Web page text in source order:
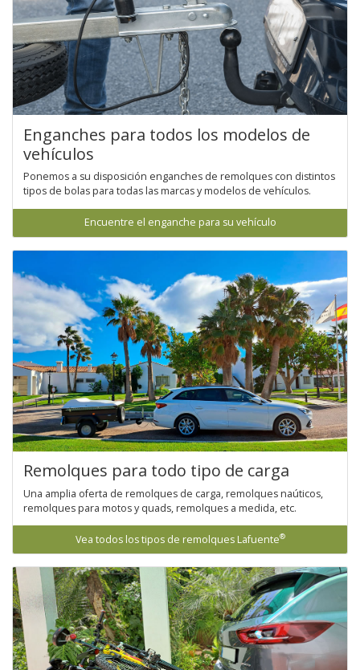
Enganches para todos los modelos de
vehículos
Ponemos a su disposición enganches de remolques con distintos
tipos de bolas para todas las marcas y modelos de vehículos.
Encuentre el enganche para su vehículo
Remolques para todo tipo de carga
Una amplia oferta de remolques de carga, remolques naúticos,
remolques para motos y quads, remolques a medida, etc.
Vea todos los tipos de remolques Lafuente®